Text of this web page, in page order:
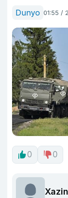
Dunyo 01:55 /
0 0